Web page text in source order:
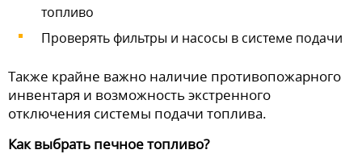
топливо
Проверять фильтры и насосы в системе подачи
Также крайне важно наличие противопожарного
инвентаря и возможность экстренного
отключения системы подачи топлива.
Как выбрать печное топливо?